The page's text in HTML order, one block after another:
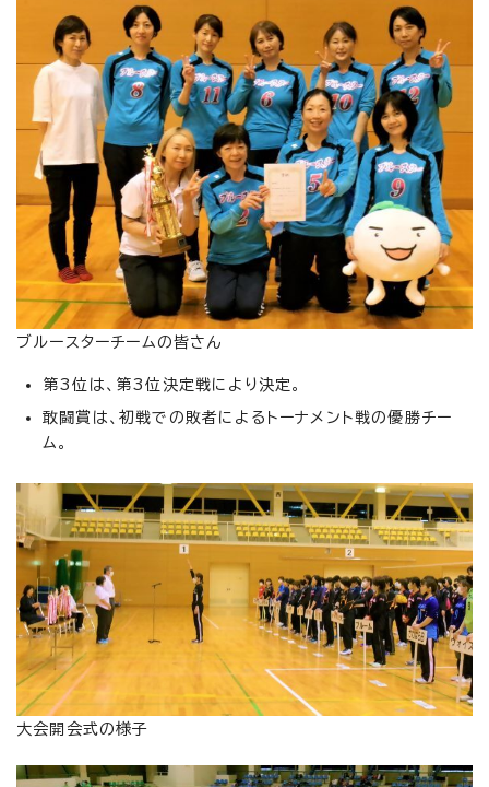
ブルースターチームの皆さん
第3位は、第3位決定戦により決定。
敢闘賞は、初戦での敗者によるトーナメント戦の優勝チー
ム。
大会開会式の様子